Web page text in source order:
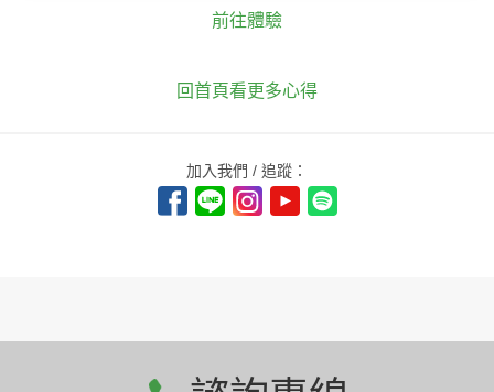
前往體驗
回首頁看更多心得
加入我們 / 追蹤：